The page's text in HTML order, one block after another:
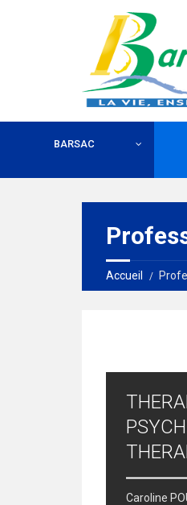
BARSAC
Accueil
Caroline